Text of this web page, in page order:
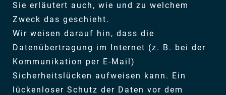
Sie erläutert auch, wie und zu welchem
Zweck das geschieht.
Wir weisen darauf hin, dass die
Datenübertragung im Internet (z. B. bei der
Kommunikation per E-Mail)
Sicherheitslücken aufweisen kann. Ein
lückenloser Schutz der Daten vor dem